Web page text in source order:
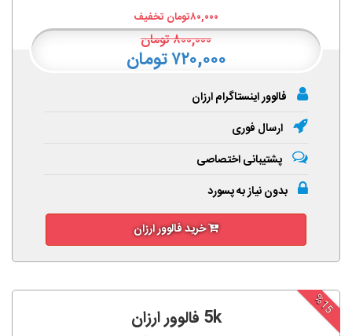
۸۰,۰۰۰تومان تخفیف
۸۰۰,۰۰۰تومان
۷۲۰,۰۰۰ تومان
فالوور اینستاگرام ارزان
ارسال فوری
پشتیبانی اختصاصی
بدون نیاز به پسورد
خرید فالوور ارزان
%15
5k فالوور ارزان